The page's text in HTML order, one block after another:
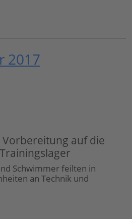
2017
auf die
Schwimmer feilten in
an Technik und